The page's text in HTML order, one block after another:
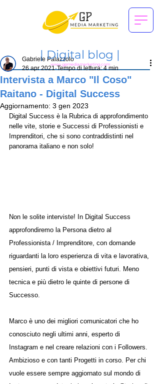
Intervista a Marco "Il Coso"
Raitano - Digital Success
Gabriele Palazzolo
26 apr 2021 Tempo di lettura: 4 min
Aggiornamento: 3 gen 2023
Digital Success è la Rubrica di approfondimento
nelle vite, storie e Successi di Professionisti e
Imprenditori, che si sono contraddistinti nel
panorama italiano e non solo!
Non le solite interviste! In Digital Success
approfondiremo la Persona dietro al
Professionista / Imprenditore, con domande
riguardanti la loro esperienza di vita e lavorativa,
pensieri, punti di vista e obiettivi futuri. Meno
tecnica e più dietro le quinte di persone di
Successo.
Marco è uno dei migliori comunicatori che ho
conosciuto negli ultimi anni, esperto di
Instagram e nel creare relazioni con i Followers.
Ambizioso e con tanti Progetti in corso. Per chi
vuole essere sempre aggiornato sul mondo di
|Digital blog |
www.gpmediamarketing.com